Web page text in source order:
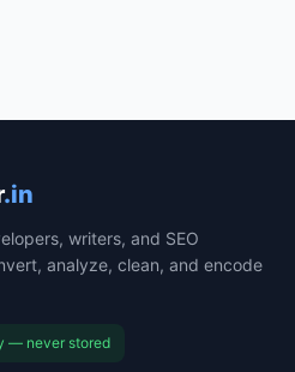
.in
writers, and SEO
analyze, clean, and encode
— never stored